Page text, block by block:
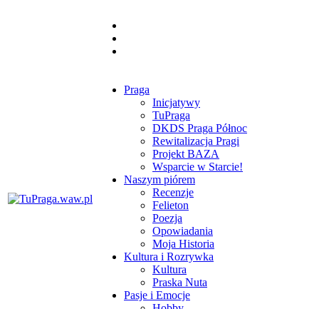
Praga
Inicjatywy
TuPraga
DKDS Praga Północ
Rewitalizacja Pragi
Projekt BAZA
Wsparcie w Starcie!
Naszym piórem
Recenzje
Felieton
Poezja
Opowiadania
Moja Historia
Kultura i Rozrywka
Kultura
Praska Nuta
Pasje i Emocje